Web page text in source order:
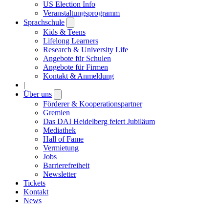
US Election Info
Veranstaltungsprogramm
Sprachschule
submenu
Kids & Teens
Lifelong Learners
Research & University Life
Angebote für Schulen
Angebote für Firmen
Kontakt & Anmeldung
|
Über uns
submenu
Förderer & Kooperationspartner
Gremien
Das DAI Heidelberg feiert Jubiläum
Mediathek
Hall of Fame
Vermietung
Jobs
Barrierefreiheit
Newsletter
Tickets
Kontakt
News